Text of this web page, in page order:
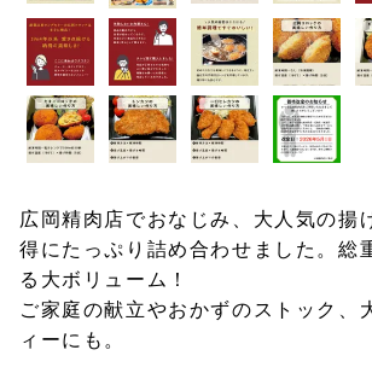
広岡精肉店でおなじみ、大人気の揚
得にたっぷり詰め合わせました。総
る大ボリューム！
ご家庭の献立やおかずのストック、
ィーにも。